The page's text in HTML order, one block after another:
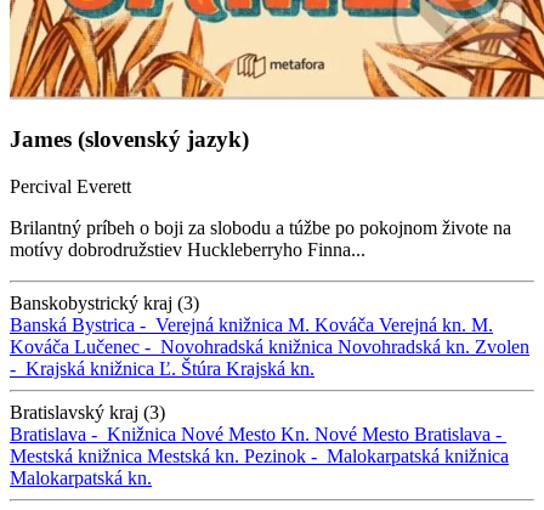
James (slovenský jazyk)
Percival Everett
Brilantný príbeh o boji za slobodu a túžbe po pokojnom živote na
motívy dobrodružstiev Huckleberryho Finna...
Banskobystrický kraj (3)
Banská Bystrica - Verejná knižnica M. Kováča Verejná kn. M.
Kováča Lučenec - Novohradská knižnica Novohradská kn. Zvolen
- Krajská knižnica Ľ. Štúra Krajská kn.
Bratislavský kraj (3)
Bratislava - Knižnica Nové Mesto Kn. Nové Mesto Bratislava -
Mestská knižnica Mestská kn. Pezinok - Malokarpatská knižnica
Malokarpatská kn.